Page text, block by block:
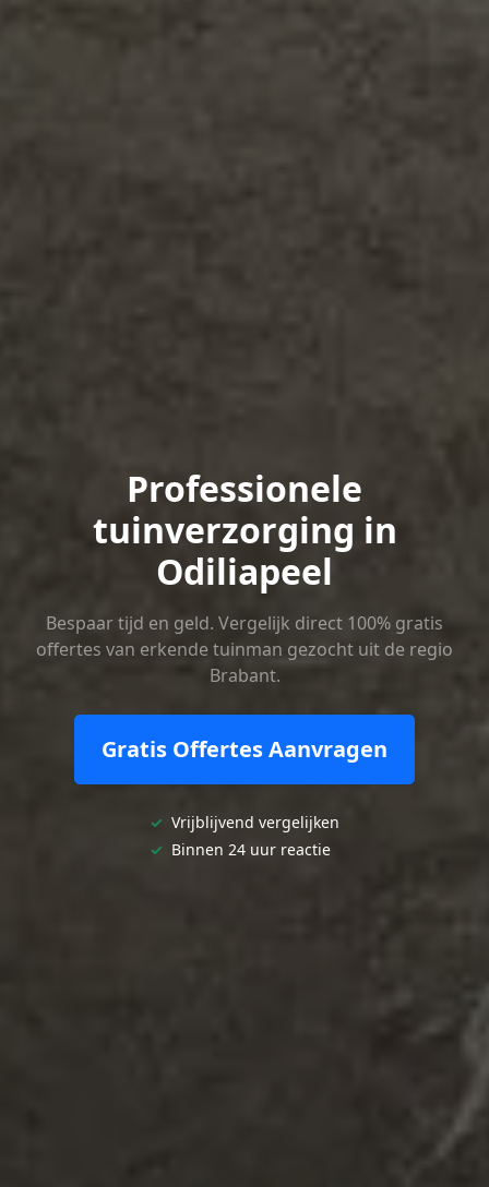
Professionele
tuinverzorging in
Odiliapeel
Bespaar tijd en geld. Vergelijk direct 100% gratis
offertes van erkende tuinman gezocht uit de regio
Brabant.
Gratis Offertes Aanvragen
✓ Vrijblijvend vergelijken
✓ Binnen 24 uur reactie